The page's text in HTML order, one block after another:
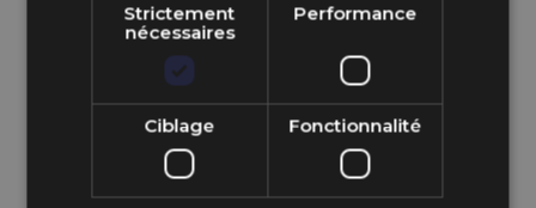
Strictement
nécessaires
Performance
Ciblage Fonctionnalité